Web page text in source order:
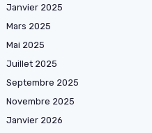
Janvier 2025
Mars 2025
Mai 2025
Juillet 2025
Septembre 2025
Novembre 2025
Janvier 2026